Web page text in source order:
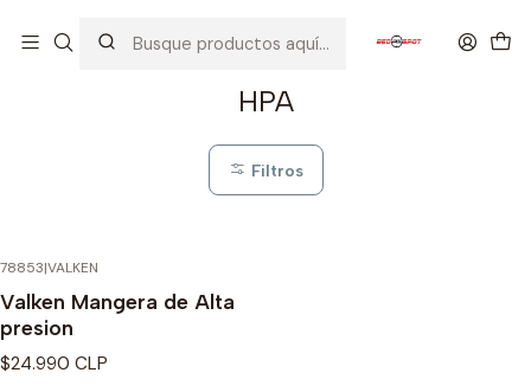
HPA
Filtros
78853|VALKEN
Valken Mangera de Alta
presion
$24.990 CLP